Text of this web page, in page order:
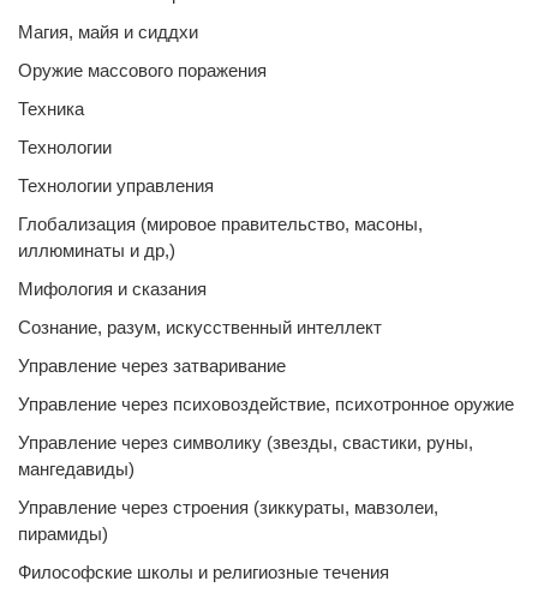
Магия, майя и сиддхи
Оружие массового поражения
Техника
Технологии
Технологии управления
Глобализация (мировое правительство, масоны,
иллюминаты и др,)
Мифология и сказания
Сознание, разум, искусственный интеллект
Управление через затваривание
Управление через психовоздействие, психотронное оружие
Управление через символику (звезды, свастики, руны,
мангедавиды)
Управление через строения (зиккураты, мавзолеи,
пирамиды)
Философские школы и религиозные течения